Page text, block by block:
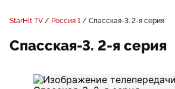
StarHit TV Россия 1 Спасская-3. 2-я серия
Спасская-3. 2-я серия